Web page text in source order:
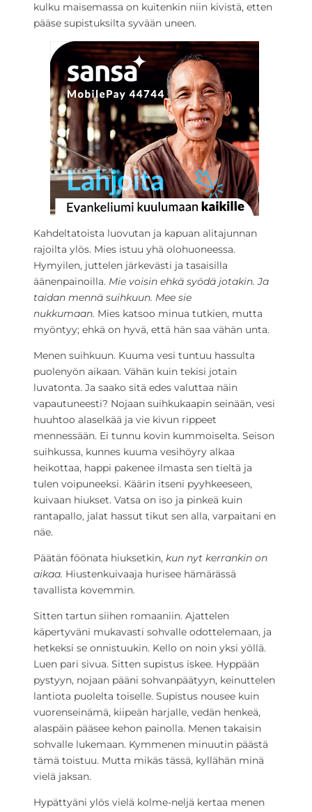
kulku maisemassa on kuitenkin niin kivistä, etten
pääse supistuksilta syvään uneen.
Kahdeltatoista luovutan ja kapuan alitajunnan
rajoilta ylös. Mies istuu yhä olohuoneessa.
Hymyilen, juttelen järkevästi ja tasaisilla
äänenpainoilla. Mie voisin ehkä syödä jotakin. Ja
taidan mennä suihkuun. Mee sie
nukkumaan. Mies katsoo minua tutkien, mutta
myöntyy; ehkä on hyvä, että hän saa vähän unta.
Menen suihkuun. Kuuma vesi tuntuu hassulta
puolenyön aikaan. Vähän kuin tekisi jotain
luvatonta. Ja saako sitä edes valuttaa näin
vapautuneesti? Nojaan suihkukaapin seinään, vesi
huuhtoo alaselkää ja vie kivun rippeet
mennessään. Ei tunnu kovin kummoiselta. Seison
suihkussa, kunnes kuuma vesihöyry alkaa
heikottaa, happi pakenee ilmasta sen tieltä ja
tulen voipuneeksi. Käärin itseni pyyhkeeseen,
kuivaan hiukset. Vatsa on iso ja pinkeä kuin
rantapallo, jalat hassut tikut sen alla, varpaitani en
näe.
Päätän föönata hiuksetkin, kun nyt kerrankin on
aikaa. Hiustenkuivaaja hurisee hämärässä
tavallista kovemmin.
Sitten tartun siihen romaaniin. Ajattelen
käpertyväni mukavasti sohvalle odottelemaan, ja
hetkeksi se onnistuukin. Kello on noin yksi yöllä.
Luen pari sivua. Sitten supistus iskee. Hyppään
pystyyn, nojaan pääni sohvanpäätyyn, keinuttelen
lantiota puolelta toiselle. Supistus nousee kuin
vuorenseinämä, kiipeän harjalle, vedän henkeä,
alaspäin pääsee kehon painolla. Menen takaisin
sohvalle lukemaan. Kymmenen minuutin päästä
tämä toistuu. Mutta mikäs tässä, kyllähän minä
vielä jaksan.
Hypättyäni ylös vielä kolme-neljä kertaa menen